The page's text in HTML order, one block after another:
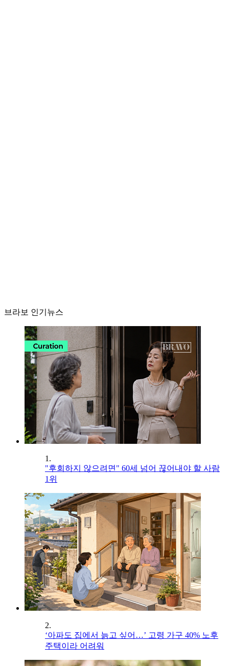
브라보 인기뉴스
1.
"후회하지 않으려면" 60세 넘어 끊어내야 할 사람
1위
2.
‘아파도 집에서 늙고 싶어…’ 고령 가구 40% 노후
주택이라 어려워